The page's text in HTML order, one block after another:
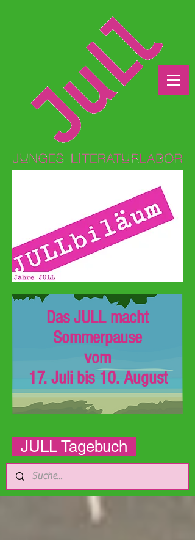
Das JULL macht
Sommerpause
vom
17. Juli bis 10. August
JULL Tagebuch